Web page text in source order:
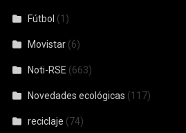
Fútbol (1)
Movistar (6)
Noti-RSE (663)
Novedades ecológicas (117)
reciclaje (74)